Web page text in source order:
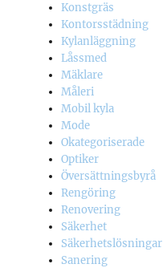
Konstgräs
Kontorsstädning
Kylanläggning
Låssmed
Mäklare
Måleri
Mobil kyla
Mode
Okategoriserade
Optiker
Översättningsbyrå
Rengöring
Renovering
Säkerhet
Säkerhetslösningar
Sanering